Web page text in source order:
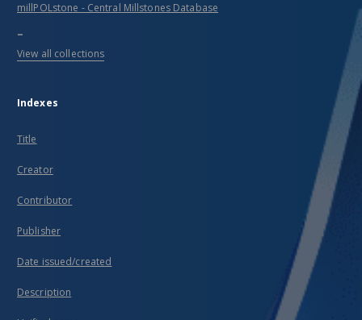
millPOLstone - Central Millstones Database
...
View all collections
Indexes
Title
Creator
Contributor
Publisher
Date issued/created
Description